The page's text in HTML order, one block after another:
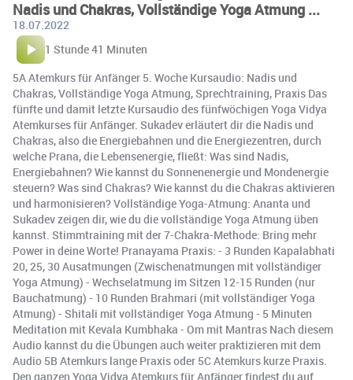
Nadis und Chakras, Vollständige Yoga Atmung ...
18.07.2022
1 Stunde 41 Minuten
5A Atemkurs für Anfänger 5. Woche Kursaudio: Nadis und
Chakras, Vollständige Yoga Atmung, Sprechtraining, Praxis Das
fünfte und damit letzte Kursaudio des fünfwöchigen Yoga Vidya
Atemkurses für Anfänger. Sukadev erläutert dir die Nadis und
Chakras, also die Energiebahnen und die Energiezentren, durch
welche Prana, die Lebensenergie, fließt: Was sind Nadis,
Energiebahnen? Wie kannst du Sonnenenergie und Mondenergie
steuern? Was sind Chakras? Wie kannst du die Chakras aktivieren
und harmonisieren? Vollständige Yoga-Atmung: Ananta und
Sukadev zeigen dir, wie du die vollständige Yoga Atmung üben
kannst. Stimmtraining mit der 7-Chakra-Methode: Bring mehr
Power in deine Worte! Pranayama Praxis: - 3 Runden Kapalabhati
20, 25, 30 Ausatmungen (Zwischenatmungen mit vollständiger
Yoga Atmung) - Wechselatmung im Sitzen 12-15 Runden (nur
Bauchatmung) - 10 Runden Brahmari (mit vollständiger Yoga
Atmung) - Shitali mit vollständiger Yoga Atmung - 5 Minuten
Meditation mit Kevala Kumbhaka - Om mit Mantras Nach diesem
Audio kannst du die Übungen auch weiter praktizieren mit dem
Audio 5B Atemkurs lange Praxis oder 5C Atemkurs kurze Praxis.
Den ganzen Yoga Vidya Atemkurs für Anfänger findest du auf